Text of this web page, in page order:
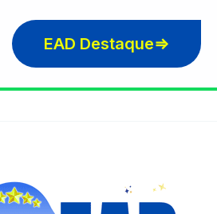
EAD Destaque⇒